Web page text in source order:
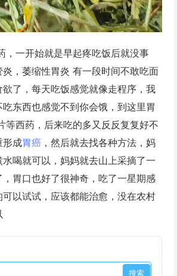
，一开始就是早起疼吃饭后就没事
，萎缩性胃炎 有一段时间不敢吃面
了，每天吃饭感觉就像走程序，我
东西也感觉不到你会饿，到这里胃
西药，后来吃的多又反反复复好不
形成胃癌 ，然后就去找各种方法，妈
喝就可以，妈妈就去山上采摘了一
胃口也好了很神奇，吃了一星期感
以试试，应该都能治愈，没在农村